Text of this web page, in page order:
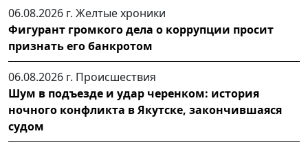
06.08.2026 г. Желтые хроники
Фигурант громкого дела о коррупции просит
признать его банкротом
06.08.2026 г. Происшествия
Шум в подъезде и удар черенком: история
ночного конфликта в Якутске, закончившаяся
судом